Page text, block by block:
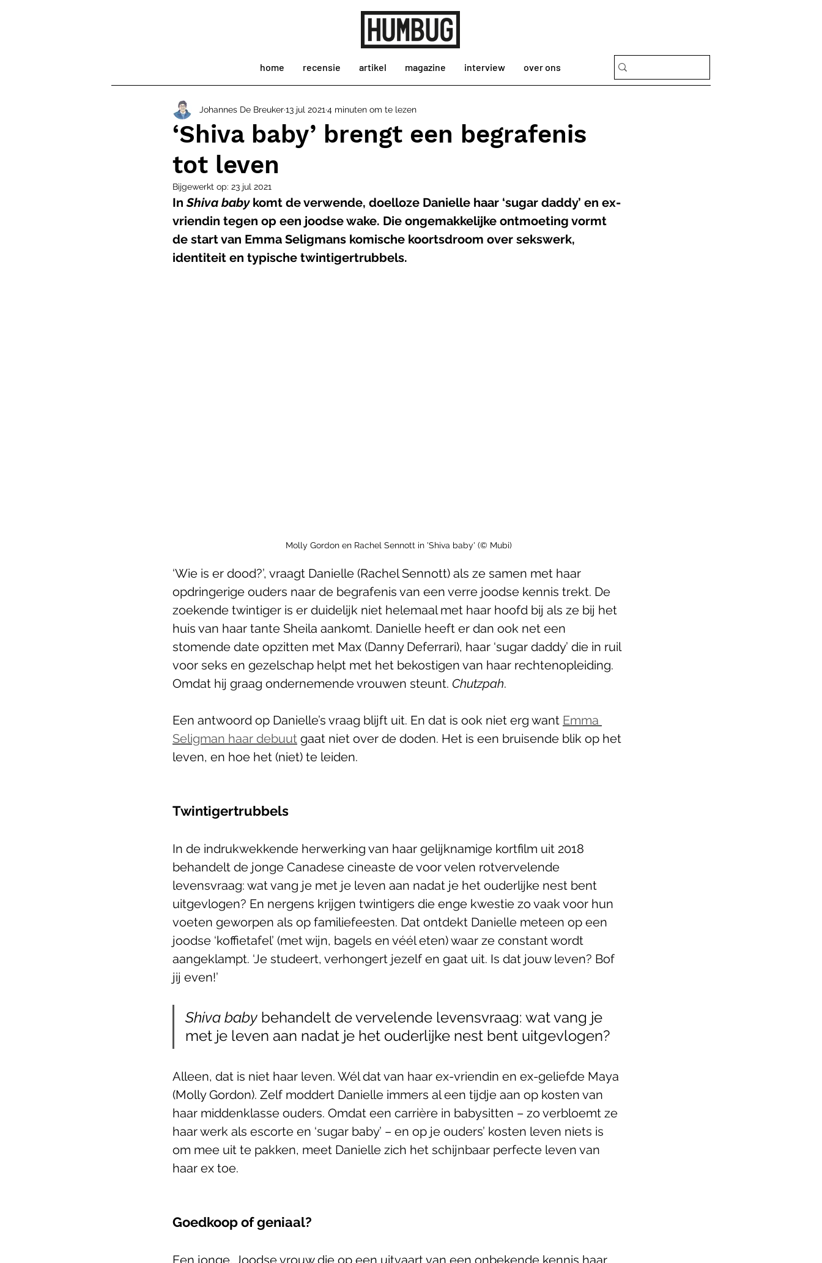
home recensie artikel magazine interview over ons
‘Shiva baby’ brengt een begrafenis
tot leven
Johannes De Breuker13 jul 2021 4 minuten om te lezen
Bijgewerkt op: 23 jul 2021
In Shiva baby komt de verwende, doelloze Danielle haar ‘sugar daddy’ en ex-
vriendin tegen op een joodse wake. Die ongemakkelijke ontmoeting vormt
de start van Emma Seligmans komische koortsdroom over sekswerk,
identiteit en typische twintigertrubbels.
Molly Gordon en Rachel Sennott in 'Shiva baby' (© Mubi)
‘Wie is er dood?’, vraagt Danielle (Rachel Sennott) als ze samen met haar
opdringerige ouders naar de begrafenis van een verre joodse kennis trekt. De
zoekende twintiger is er duidelijk niet helemaal met haar hoofd bij als ze bij het
huis van haar tante Sheila aankomt. Danielle heeft er dan ook net een
stomende date opzitten met Max (Danny Deferrari), haar ‘sugar daddy’ die in ruil
voor seks en gezelschap helpt met het bekostigen van haar rechtenopleiding.
Omdat hij graag ondernemende vrouwen steunt. Chutzpah.
Een antwoord op Danielle’s vraag blijft uit. En dat is ook niet erg want Emma
Seligman haar debuut gaat niet over de doden. Het is een bruisende blik op het
leven, en hoe het (niet) te leiden.
Twintigertrubbels
In de indrukwekkende herwerking van haar gelijknamige kortfilm uit 2018
behandelt de jonge Canadese cineaste de voor velen rotvervelende
levensvraag: wat vang je met je leven aan nadat je het ouderlijke nest bent
uitgevlogen? En nergens krijgen twintigers die enge kwestie zo vaak voor hun
voeten geworpen als op familiefeesten. Dat ontdekt Danielle meteen op een
joodse ‘koffietafel’ (met wijn, bagels en véél eten) waar ze constant wordt
aangeklampt. ‘Je studeert, verhongert jezelf en gaat uit. Is dat jouw leven? Bof
jij even!’
Shiva baby behandelt de vervelende levensvraag: wat vang je
met je leven aan nadat je het ouderlijke nest bent uitgevlogen?
Alleen, dat is niet haar leven. Wél dat van haar ex-vriendin en ex-geliefde Maya
(Molly Gordon). Zelf moddert Danielle immers al een tijdje aan op kosten van
haar middenklasse ouders. Omdat een carrière in babysitten – zo verbloemt ze
haar werk als escorte en ‘sugar baby’ – en op je ouders’ kosten leven niets is
om mee uit te pakken, meet Danielle zich het schijnbaar perfecte leven van
haar ex toe.
Goedkoop of geniaal?
Een jonge, Joodse vrouw die op een uitvaart van een onbekende kennis haar